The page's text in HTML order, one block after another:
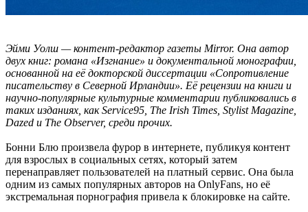
Эйми Уолш — контент-редактор газеты Mirror. Она автор
двух книг: романа «Изгнание» и документальной монографии,
основанной на её докторской диссертации «Сопротивление
писательству в Северной Ирландии». Её рецензии на книги и
научно-популярные культурные комментарии публиковались в
таких изданиях, как Service95, The Irish Times, Stylist Magazine,
Dazed и The Observer, среди прочих.
Бонни Блю произвела фурор в интернете, публикуя контент
для взрослых в социальных сетях, который затем
перенаправляет пользователей на платный сервис. Она была
одним из самых популярных авторов на OnlyFans, но её
экстремальная порнография привела к блокировке на сайте.